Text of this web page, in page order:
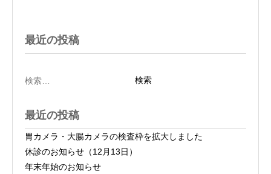
最近の投稿
検
最近の投稿
胃カメラ・大腸カメラの検査枠を拡大しました
休診のお知らせ（12月13日）
年末年始のお知らせ